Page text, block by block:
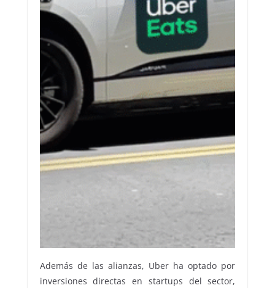
Además de las alianzas, Uber ha optado por
inversiones directas en startups del sector,